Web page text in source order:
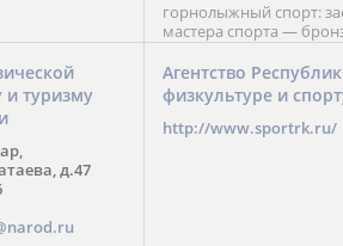
горнолыжный спорт:
мастера спорта —
призер Кубка мира
обладатель Кубка
Зеленская; бронзовый
Паралимпийских игр в
Сити (2002) А. Мошкин;
и туризму
д.47
Агентство
физкультуре и
http://www.sportrk.ru/